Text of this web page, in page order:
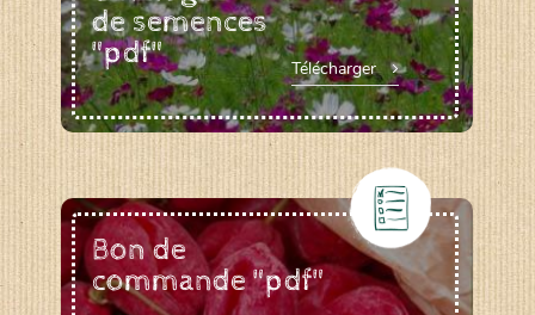
de semences
"pdf"
Télécharger
Bon de
commande "pdf"